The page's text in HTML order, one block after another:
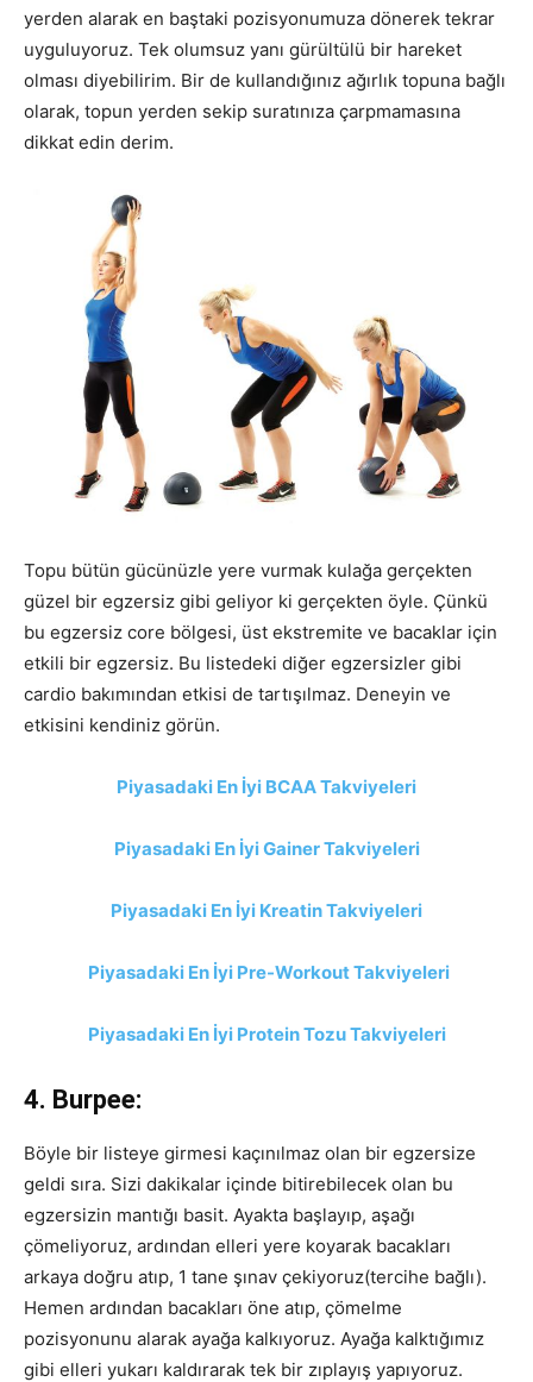
yerden alarak en baştaki pozisyonumuza dönerek tekrar
uyguluyoruz. Tek olumsuz yanı gürültülü bir hareket
olması diyebilirim. Bir de kullandığınız ağırlık topuna bağlı
olarak, topun yerden sekip suratınıza çarpmamasına
dikkat edin derim.
Topu bütün gücünüzle yere vurmak kulağa gerçekten
güzel bir egzersiz gibi geliyor ki gerçekten öyle. Çünkü
bu egzersiz core bölgesi, üst ekstremite ve bacaklar için
etkili bir egzersiz. Bu listedeki diğer egzersizler gibi
cardio bakımından etkisi de tartışılmaz. Deneyin ve
etkisini kendiniz görün.
Piyasadaki En İyi BCAA Takviyeleri
Piyasadaki En İyi Gainer Takviyeleri
Piyasadaki En İyi Kreatin Takviyeleri
Piyasadaki En İyi Pre-Workout Takviyeleri
Piyasadaki En İyi Protein Tozu Takviyeleri
4. Burpee:
Böyle bir listeye girmesi kaçınılmaz olan bir egzersize
geldi sıra. Sizi dakikalar içinde bitirebilecek olan bu
egzersizin mantığı basit. Ayakta başlayıp, aşağı
çömeliyoruz, ardından elleri yere koyarak bacakları
arkaya doğru atıp, 1 tane şınav çekiyoruz(tercihe bağlı).
Hemen ardından bacakları öne atıp, çömelme
pozisyonunu alarak ayağa kalkıyoruz. Ayağa kalktığımız
gibi elleri yukarı kaldırarak tek bir zıplayış yapıyoruz.